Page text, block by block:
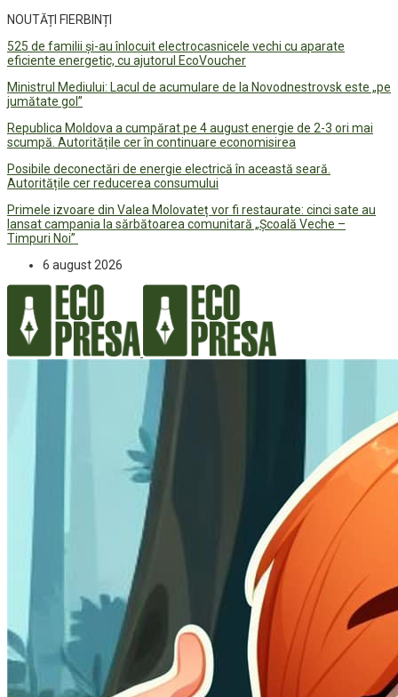
NOUTĂȚI FIERBINȚI
525 de familii și-au înlocuit electrocasnicele vechi cu aparate
eficiente energetic, cu ajutorul EcoVoucher
Ministrul Mediului: Lacul de acumulare de la Novodnestrovsk este „pe
jumătate gol”
Republica Moldova a cumpărat pe 4 august energie de 2-3 ori mai
scumpă. Autoritățile cer în continuare economisirea
Posibile deconectări de energie electrică în această seară.
Autoritățile cer reducerea consumului
Primele izvoare din Valea Molovateț vor fi restaurate: cinci sate au
lansat campania la sărbătoarea comunitară „Școală Veche –
Timpuri Noi”
6 august 2026